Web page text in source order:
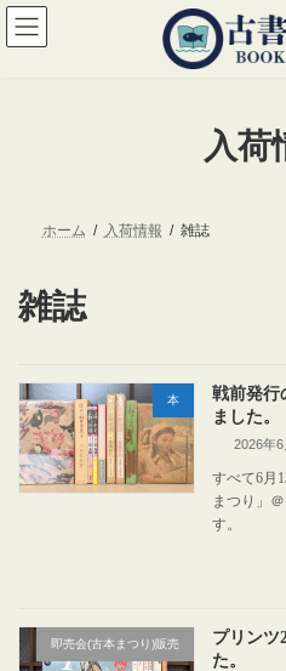
コ
ン
テ
ナ
ビ
ゲ
入荷
ホーム 入荷情報 雑誌
雑誌
本
戦前発行
ました。
2026年6
すべて6月
まつり」
す。
即売会(古本まつり)販売
プリンツ
た。